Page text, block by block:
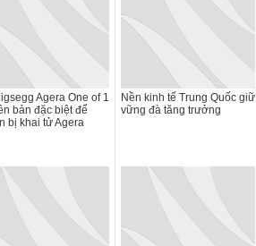
Agera One of 1
bản đặc biệt để
bị khai tử Agera
Nền kinh tế Trung Quốc giữ
vững đà tăng trưởng